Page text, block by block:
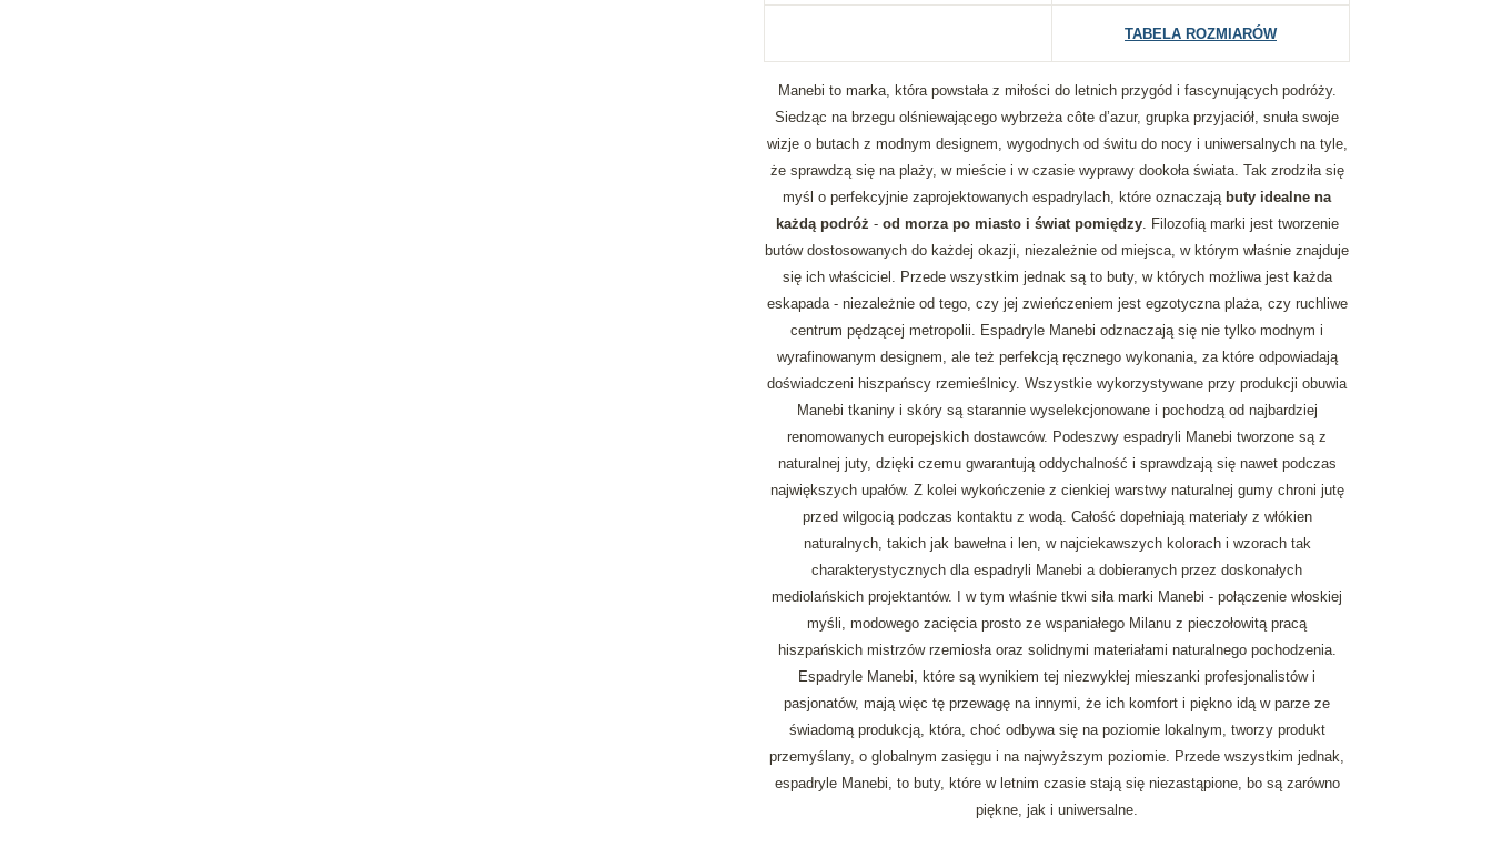
TABELA ROZMIARÓW
Manebi to marka, która powstała z miłości do letnich przygód i fascynujących podróży.
Siedząc na brzegu olśniewającego wybrzeża côte d’azur, grupka przyjaciół, snuła swoje
wizje o butach z modnym designem, wygodnych od świtu do nocy i uniwersalnych na tyle,
że sprawdzą się na plaży, w mieście i w czasie wyprawy dookoła świata. Tak zrodziła się
myśl o perfekcyjnie zaprojektowanych espadrylach, które oznaczają buty idealne na
każdą podróż - od morza po miasto i świat pomiędzy. Filozofią marki jest tworzenie
butów dostosowanych do każdej okazji, niezależnie od miejsca, w którym właśnie znajduje
się ich właściciel. Przede wszystkim jednak są to buty, w których możliwa jest każda
eskapada - niezależnie od tego, czy jej zwieńczeniem jest egzotyczna plaża, czy ruchliwe
centrum pędzącej metropolii. Espadryle Manebi odznaczają się nie tylko modnym i
wyrafinowanym designem, ale też perfekcją ręcznego wykonania, za które odpowiadają
doświadczeni hiszpańscy rzemieślnicy. Wszystkie wykorzystywane przy produkcji obuwia
Manebi tkaniny i skóry są starannie wyselekcjonowane i pochodzą od najbardziej
renomowanych europejskich dostawców. Podeszwy espadryli Manebi tworzone są z
naturalnej juty, dzięki czemu gwarantują oddychalność i sprawdzają się nawet podczas
największych upałów. Z kolei wykończenie z cienkiej warstwy naturalnej gumy chroni jutę
przed wilgocią podczas kontaktu z wodą. Całość dopełniają materiały z włókien
naturalnych, takich jak bawełna i len, w najciekawszych kolorach i wzorach tak
charakterystycznych dla espadryli Manebi a dobieranych przez doskonałych
mediolańskich projektantów. I w tym właśnie tkwi siła marki Manebi - połączenie włoskiej
myśli, modowego zacięcia prosto ze wspaniałego Milanu z pieczołowitą pracą
hiszpańskich mistrzów rzemiosła oraz solidnymi materiałami naturalnego pochodzenia.
Espadryle Manebi, które są wynikiem tej niezwykłej mieszanki profesjonalistów i
pasjonatów, mają więc tę przewagę na innymi, że ich komfort i piękno idą w parze ze
świadomą produkcją, która, choć odbywa się na poziomie lokalnym, tworzy produkt
przemyślany, o globalnym zasięgu i na najwyższym poziomie. Przede wszystkim jednak,
espadryle Manebi, to buty, które w letnim czasie stają się niezastąpione, bo są zarówno
piękne, jak i uniwersalne.